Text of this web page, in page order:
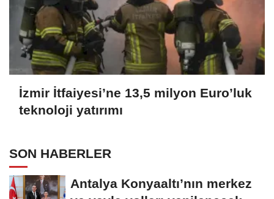
İzmir İtfaiyesi’ne 13,5 milyon Euro’luk
teknoloji yatırımı
SON HABERLER
Antalya Konyaaltı’nın merkez